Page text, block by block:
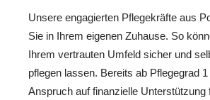
Unsere engagierten Pflegekräfte aus
Sie in Ihrem eigenen Zuhause. So
Ihrem vertrauten Umfeld sicher und
pflegen lassen. Bereits ab Pflegegrad
Anspruch auf finanzielle Unterstützung